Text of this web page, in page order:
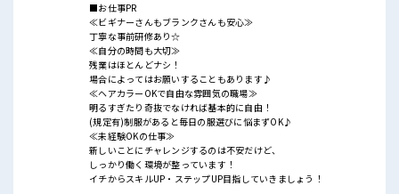
■お仕事PR
≪ビギナーさんもブランクさんも安心≫
丁寧な事前研修あり☆
≪自分の時間も大切≫
残業はほとんどナシ！
場合によってはお願いすることもあります♪
≪ヘアカラーOKで自由な雰囲気の職場≫
明るすぎたり奇抜でなければ基本的に自由！
(規定有)制服があると毎日の服選びに悩まずOK♪
≪未経験OKの仕事≫
新しいことにチャレンジするのは不安だけど、
しっかり働く環境が整っています！
イチからスキルUP・ステップUP目指していきましょう！